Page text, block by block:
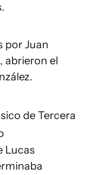
por Juan
abrieron el
de Tercera
Lucas